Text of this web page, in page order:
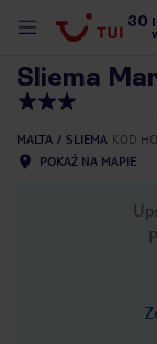
30
Sliema
MALTA SLIEMA KOD
POKAŻ NA MAPIE